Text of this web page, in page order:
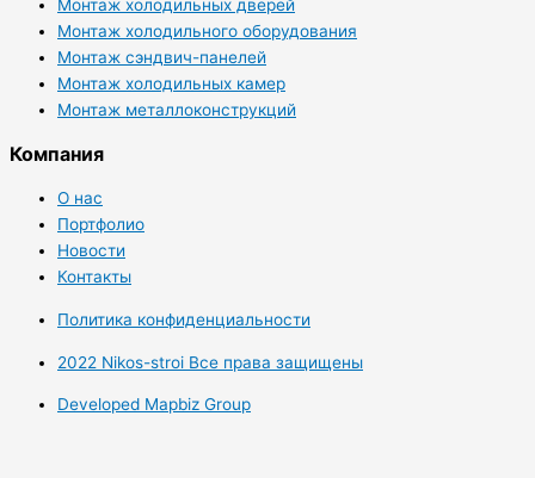
Монтаж холодильных дверей
Монтаж холодильного оборудования
Монтаж сэндвич-панелей
Монтаж холодильных камер
Монтаж металлоконструкций
Компания
О нас
Портфолио
Новости
Контакты
Политика конфиденциальности
2022 Nikos-stroi Все права защищены
Developed Mapbiz Group